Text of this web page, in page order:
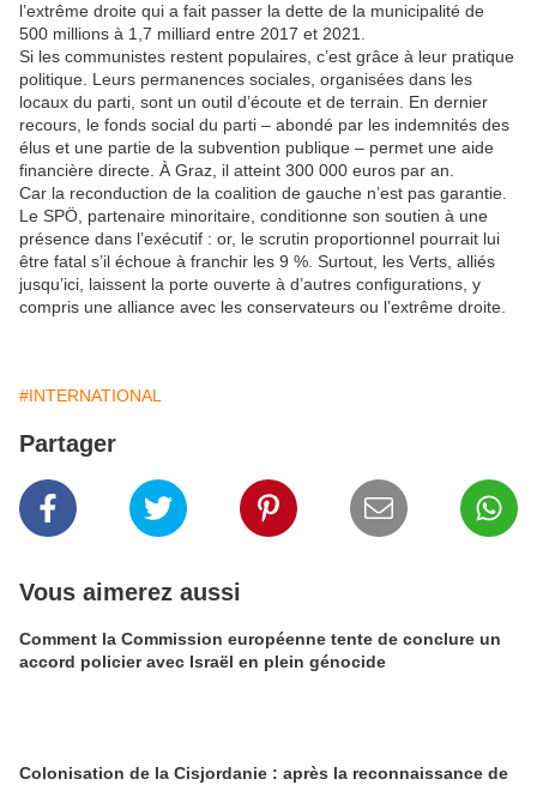
l’extrême droite qui a fait passer la dette de la municipalité de
500 millions à 1,7 milliard entre 2017 et 2021.
Si les communistes restent populaires, c’est grâce à leur pratique
politique. Leurs permanences sociales, organisées dans les
locaux du parti, sont un outil d’écoute et de terrain. En dernier
recours, le fonds social du parti – abondé par les indemnités des
élus et une partie de la subvention publique – permet une aide
financière directe. À Graz, il atteint 300 000 euros par an.
Car la reconduction de la coalition de gauche n’est pas garantie.
Le SPÖ, partenaire minoritaire, conditionne son soutien à une
présence dans l’exécutif : or, le scrutin proportionnel pourrait lui
être fatal s’il échoue à franchir les 9 %. Surtout, les Verts, alliés
jusqu’ici, laissent la porte ouverte à d’autres configurations, y
compris une alliance avec les conservateurs ou l’extrême droite.
#INTERNATIONAL
Partager
Vous aimerez aussi
Comment la Commission européenne tente de conclure un
accord policier avec Israël en plein génocide
Colonisation de la Cisjordanie : après la reconnaissance de